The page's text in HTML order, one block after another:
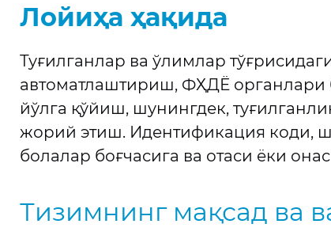
Лойиҳа ҳақида
Туғилганлар ва ўлимлар
автоматлаштириш, ФҲДЁ органлари
йўлга қўйиш, шунингдек,
жорий этиш. Идентификация коди,
болалар боғчасига ва отаси ёки
Тизимнинг мақсад ва